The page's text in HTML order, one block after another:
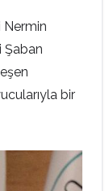
Nermin
Şaban
bir